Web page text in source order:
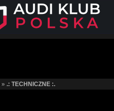
» .: TECHNICZNE :.